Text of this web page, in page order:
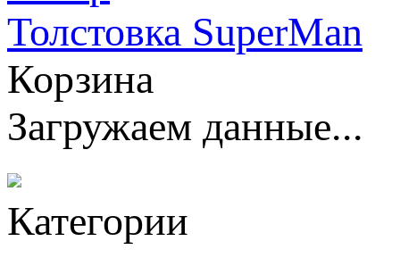
Толстовка SuperMan
Корзина
Загружаем данные...
Категории